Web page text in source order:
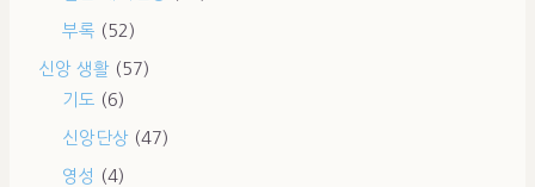
부록 (52)
신앙 생활 (57)
기도 (6)
신앙단상 (47)
영성 (4)